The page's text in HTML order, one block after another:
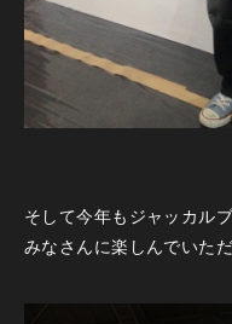
そして今年もジャッカル
みなさんに楽しんでいた